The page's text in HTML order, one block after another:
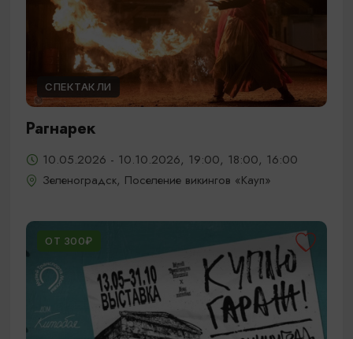
СПЕКТАКЛИ
Рагнарек
10.05.2026 - 10.10.2026, 19:00, 18:00, 16:00
Зеленоградск, Поселение викингов «Кауп»
ОТ 300₽